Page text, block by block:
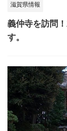
滋賀県情報
義仲寺を訪問
す。